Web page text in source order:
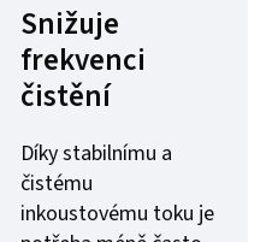
Snižuje
frekvenci
čistění
Díky stabilnímu a
čistému
inkoustovému toku je